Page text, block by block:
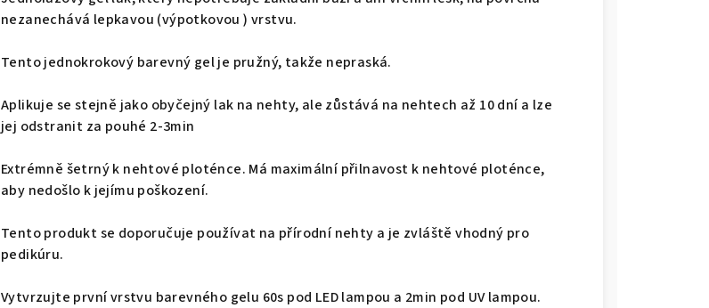
nezanechává lepkavou (výpotkovou ) vrstvu.
Tento jednokrokový barevný gel je pružný, takže nepraská.
Aplikuje se stejně jako obyčejný lak na nehty, ale zůstává na nehtech až 10 dní a lze
jej odstranit za pouhé 2-3min
Extrémně šetrný k nehtové ploténce. Má maximální přilnavost k nehtové ploténce,
aby nedošlo k jejímu poškození.
Tento produkt se doporučuje používat na přírodní nehty a je zvláště vhodný pro
pedikúru.
Vytvrzujte první vrstvu barevného gelu 60s pod LED lampou a 2min pod UV lampou.